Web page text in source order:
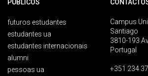
PÚBLICOS
futuros estudantes
estudantes ua
estudantes internacionais
alumni
pessoas ua
Campus
Santiago
3810-193
Portugal
+351 234